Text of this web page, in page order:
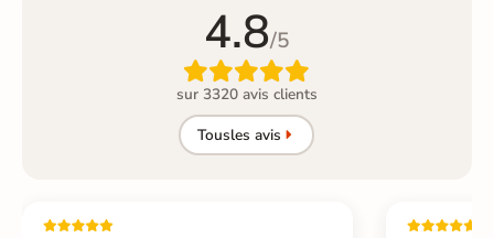
4.8/5

sur 3320 avis clients
Tousles avis